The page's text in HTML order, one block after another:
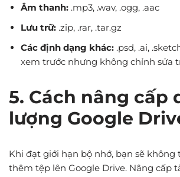
Âm thanh: .mp3, .wav, .ogg, .aac
Lưu trữ: .zip, .rar, .tar.gz
Các định dạng khác: .psd, .ai,
xem trước nhưng không chỉnh sửa
5. Cách nâng cấp
lượng Google
Khi đạt giới hạn bộ nhớ, bạn sẽ không
thêm tệp lên Google Drive. Nâng cấp